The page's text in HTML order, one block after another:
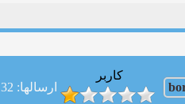
کاربر
ارسالها: 132